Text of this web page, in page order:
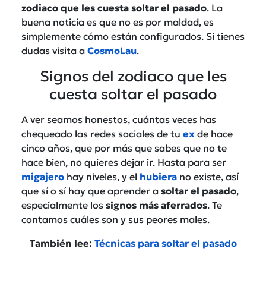
zodiaco que les cuesta soltar el pasado. La
buena noticia es que no es por maldad, es
simplemente cómo están configurados. Si tienes
dudas visita a CosmoLau.
Signos del zodiaco que les
cuesta soltar el pasado
A ver seamos honestos, cuántas veces has
chequeado las redes sociales de tu ex de hace
cinco años, que por más que sabes que no te
hace bien, no quieres dejar ir. Hasta para ser
migajero hay niveles, y el hubiera no existe, así
que sí o sí hay que aprender a soltar el pasado,
especialmente los signos más aferrados. Te
contamos cuáles son y sus peores males.
También lee: Técnicas para soltar el pasado